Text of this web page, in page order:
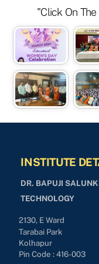
"Click On
INSTITUTE
DR. BAPUJI
TECHNOLOGY
2130, E Ward
Tarabai Park
Kolhapur
Pin Code : 416-003